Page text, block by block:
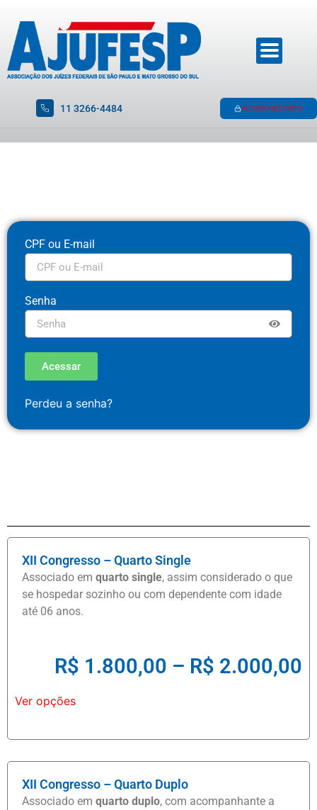
11 3266-4484 ACESSO RESTRITO
CPF ou E-mail
Senha
Acessar
Perdeu a senha?
XII Congresso – Quarto Single
Associado em quarto single, assim considerado o que
se hospedar sozinho ou com dependente com idade
até 06 anos.
R$ 1.800,00 – R$ 2.000,00
Ver opções
XII Congresso – Quarto Duplo
Associado em quarto duplo, com acompanhante a